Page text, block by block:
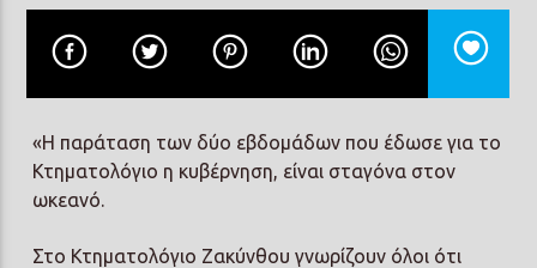
«Η παράταση των δύο εβδομάδων που έδωσε για το
Κτηματολόγιο η κυβέρνηση, είναι σταγόνα στον
ωκεανό.
Στο Κτηματολόγιο Ζακύνθου γνωρίζουν όλοι ότι